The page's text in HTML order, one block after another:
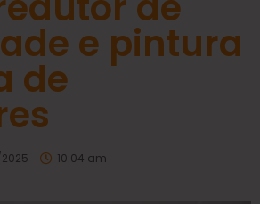
e pintura
de
10:04 am